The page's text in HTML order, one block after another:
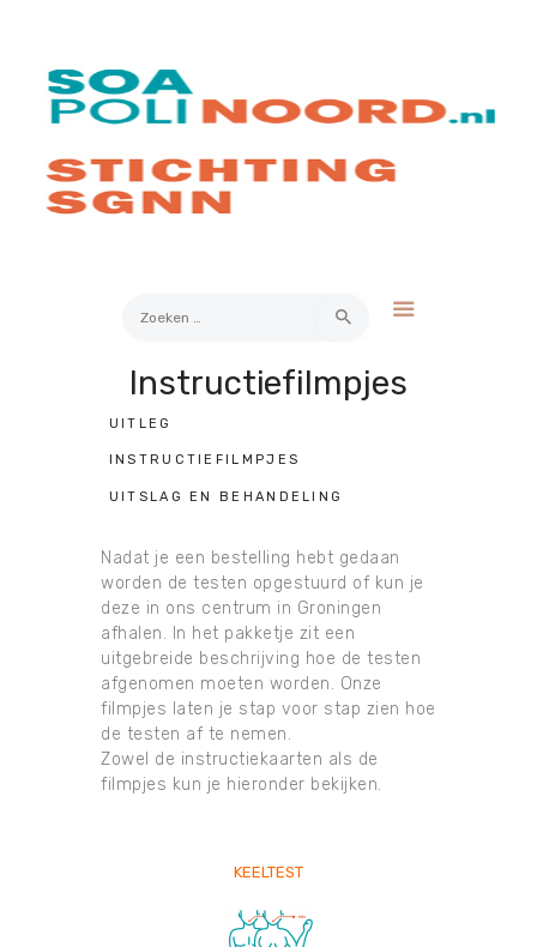
naar:
Instructiefilmpjes
Over soa
Bestellen
Kosten
UITLEG
INSTRUCTIEFILMPJES
UITSLAG EN BEHANDELING
Nadat je een bestelling hebt gedaan
worden de testen opgestuurd of kun je
deze in ons centrum in Groningen
afhalen. In het pakketje zit een
uitgebreide beschrijving hoe de testen
afgenomen moeten worden. Onze
filmpjes laten je stap voor stap zien hoe
de testen af te nemen.
Zowel de instructiekaarten als de
filmpjes kun je hieronder bekijken.
KEELTEST